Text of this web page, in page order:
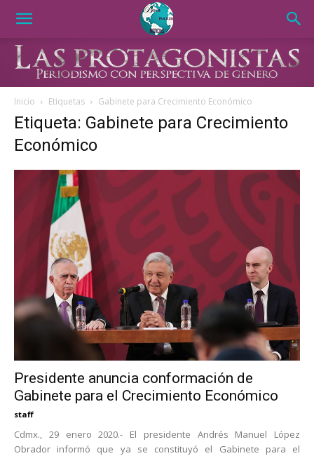
Inicio Etiquetas Gabinete para Crecimiento Económico
Etiqueta: Gabinete para Crecimiento
Económico
Presidente anuncia conformación de
Gabinete para el Crecimiento Económico
staff
Cdmx., 29 enero 2020.- El presidente Andrés Manuel López
Obrador informó que ya se constituyó el Gabinete para el